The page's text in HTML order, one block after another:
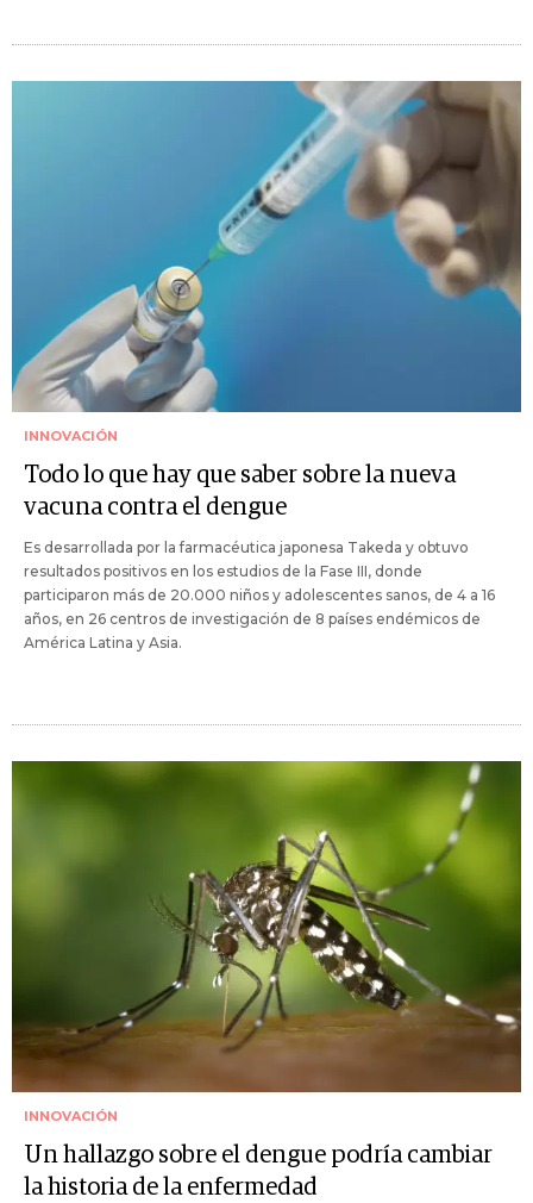
INNOVACIÓN
Todo lo que hay que saber sobre la nueva
vacuna contra el dengue
Es desarrollada por la farmacéutica japonesa Takeda y obtuvo
resultados positivos en los estudios de la Fase III, donde
participaron más de 20.000 niños y adolescentes sanos, de 4 a 16
años, en 26 centros de investigación de 8 países endémicos de
América Latina y Asia.
INNOVACIÓN
Un hallazgo sobre el dengue podría cambiar
la historia de la enfermedad